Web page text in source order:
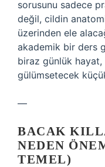
sorusunu sadece
değil, cildin
üzerinden ele
akademik bir ders
biraz günlük
gülümsetecek
—
BACAK
NEDEN
TEMEL)